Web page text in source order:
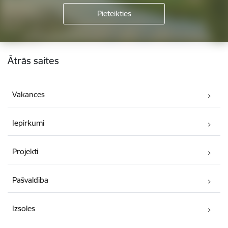
Kājene
Ātrās saites
Vakances
Iepirkumi
Projekti
Pašvaldība
Izsoles